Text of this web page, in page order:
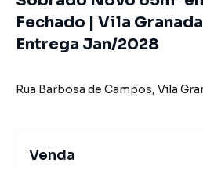
Fechado | Vila
Entrega Jan/2028
Rua Barbosa de Campos, Vila
Venda